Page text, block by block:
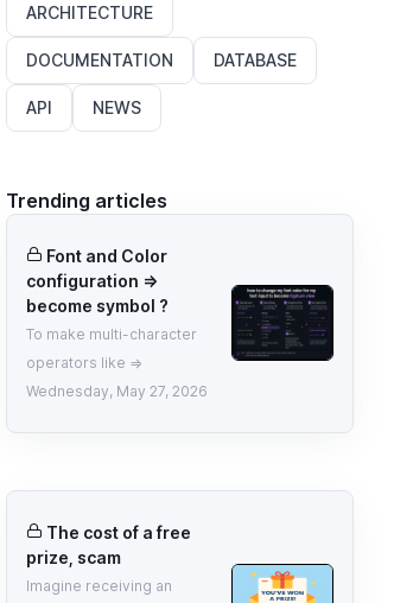
ARCHITECTURE
DOCUMENTATION DATABASE
API NEWS
Trending articles
Font and Color
configuration =>
become symbol ?
To make multi-character
operators like =>
Wednesday, May 27, 2026
The cost of a free
prize, scam
Imagine receiving an